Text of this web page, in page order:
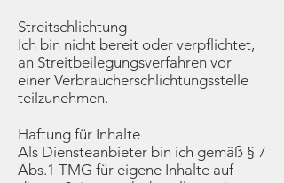
Streitschlichtung
Ich bin nicht bereit oder verpflichtet,
an Streitbeilegungsverfahren vor
einer Verbraucherschlichtungsstelle
teilzunehmen.
Haftung für Inhalte
Als Diensteanbieter bin ich gemäß § 7
Abs.1 TMG für eigene Inhalte auf